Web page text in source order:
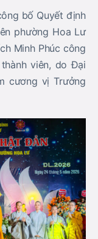
bố Quyết định
phường Hoa Lư
Minh Phúc công
viên, do Đại
cương vị Trưởng